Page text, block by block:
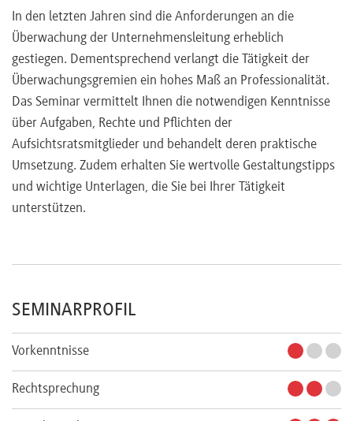
D&O-Versicherungen
Überblick zu aktuellen ausgewählten
Rechtsprechungen
Effizienzprüfung der Aufsichtsratstätigkeit
Anforderungen nach § 25d KWG; Ausstrahlung auf
Nichtbanken
Praktische Auswirkungen und Beispiele
In den letzten Jahren sind die Anforderungen an die
Überwachung der Unternehmensleitung erheblich
gestiegen. Dementsprechend verlangt die Tätigkeit der
Überwachungsgremien ein hohes Maß an Professionalität.
Das Seminar vermittelt Ihnen die notwendigen Kenntnisse
über Aufgaben, Rechte und Pflichten der
Aufsichtsratsmitglieder und behandelt deren praktische
Umsetzung. Zudem erhalten Sie wertvolle Gestaltungstipps
und wichtige Unterlagen, die Sie bei Ihrer Tätigkeit
unterstützen.
SEMINARPROFIL
Vorkenntnisse
Rechtsprechung